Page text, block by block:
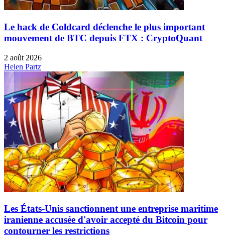
Le hack de Coldcard déclenche le plus important
mouvement de BTC depuis FTX : CryptoQuant
2 août 2026
Helen Partz
Les États-Unis sanctionnent une entreprise maritime
iranienne accusée d'avoir accepté du Bitcoin pour
contourner les restrictions